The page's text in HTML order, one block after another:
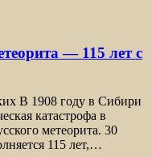
— 115 лет с
В 1908 году в Сибири
катастрофа в
метеорита. 30
115 лет,…